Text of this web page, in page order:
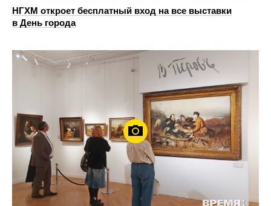
НГХМ откроет бесплатный вход на все выставки
в День города